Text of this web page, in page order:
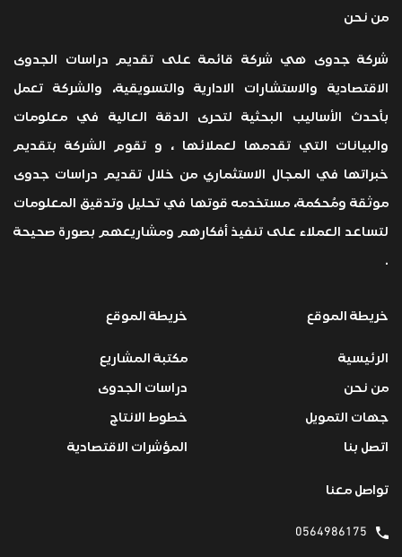
من نحن
شركة جدوى هي شركة قائمة على تقديم دراسات الجدوى
الاقتصادية والاستشارات الادارية والتسويقية، والشركة تعمل
بأحدث الأساليب البحثية لتحرى الدقة العالية في معلومات
والبيانات التي تقدمها لعملائها ، و تقوم الشركة بتقديم
خبراتها في المجال الاستثماري من خلال تقديم دراسات جدوى
موثقة ومُحكمة، مستخدمه قوتها في تحليل وتدقيق المعلومات
لتساعد العملاء على تنفيذ أفكارهم ومشاريعهم بصورة صحيحة
.
خريطة الموقع
الرئيسية
من نحن
جهات التمويل
اتصل بنا
خريطة الموقع
مكتبة المشاريع
دراسات الجدوى
خطوط الانتاج
المؤشرات الاقتصادية
تواصل معنا
0564986175